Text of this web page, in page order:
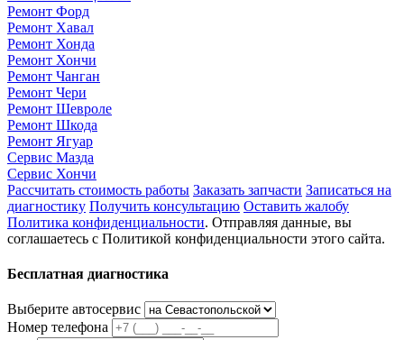
Ремонт Форд
Ремонт Хавал
Ремонт Хонда
Ремонт Хончи
Ремонт Чанган
Ремонт Чери
Ремонт Шевроле
Ремонт Шкода
Ремонт Ягуар
Сервис Мазда
Сервис Хончи
Рассчитать стоимость работы Заказать запчасти Записаться на
диагностику Получить консультацию Оставить жалобу
Политика конфиденциальности. Отправляя данные, вы
соглашаетесь с Политикой конфиденциальности этого сайта.
Бесплатная диагностика
Выберите автосервис
Номер телефона